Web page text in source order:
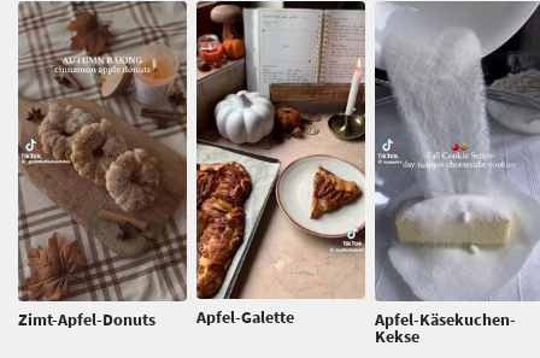
Zimt-Apfel-Donuts Apfel-Galette Apfel-Käsekuchen-
Kekse